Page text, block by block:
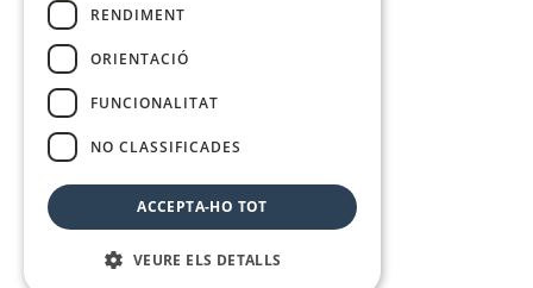
RENDIMENT
ORIENTACIÓ
FUNCIONALITAT
NO CLASSIFICADES
ACCEPTA-HO TOT
VEURE ELS DETALLS